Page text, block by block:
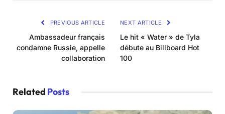
PREVIOUS ARTICLE
Ambassadeur français
condamne Russie, appelle
collaboration
NEXT ARTICLE
Le hit « Water » de Tyla
débute au Billboard Hot
100
Related Posts